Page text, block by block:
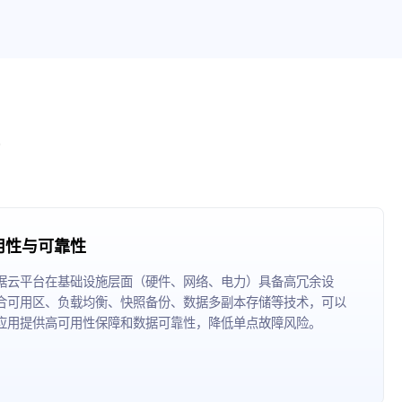
性与可靠性
云平台在基础设施层面（硬件、网络、电力）具备高冗余设
可用区、负载均衡、快照备份、数据多副本存储等技术，可以
用提供高可用性保障和数据可靠性，降低单点故障风险。